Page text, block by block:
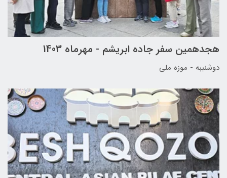
هجدهمین سفر جاده ابریشم - مهرماه 1403
دوشنببه - موزه ملی